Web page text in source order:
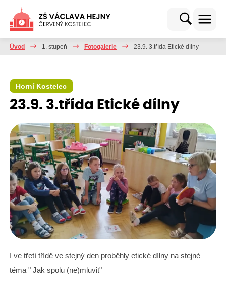
Úvod 1. stupeň Fotogalerie 23.9. 3.třída Etické dílny
Horní Kostelec
23.9. 3.třída Etické dílny
I ve třetí třídě ve stejný den proběhly etické dílny na stejné
téma " Jak spolu (ne)mluvit"